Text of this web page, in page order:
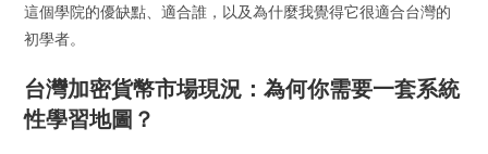
這個學院的優缺點、適合誰，以及為什麼我覺得它很適合台灣的
初學者。
台灣加密貨幣市場現況：為何你需要一套系統
性學習地圖？